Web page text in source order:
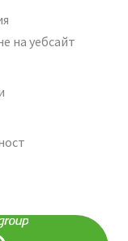
на уебсайт